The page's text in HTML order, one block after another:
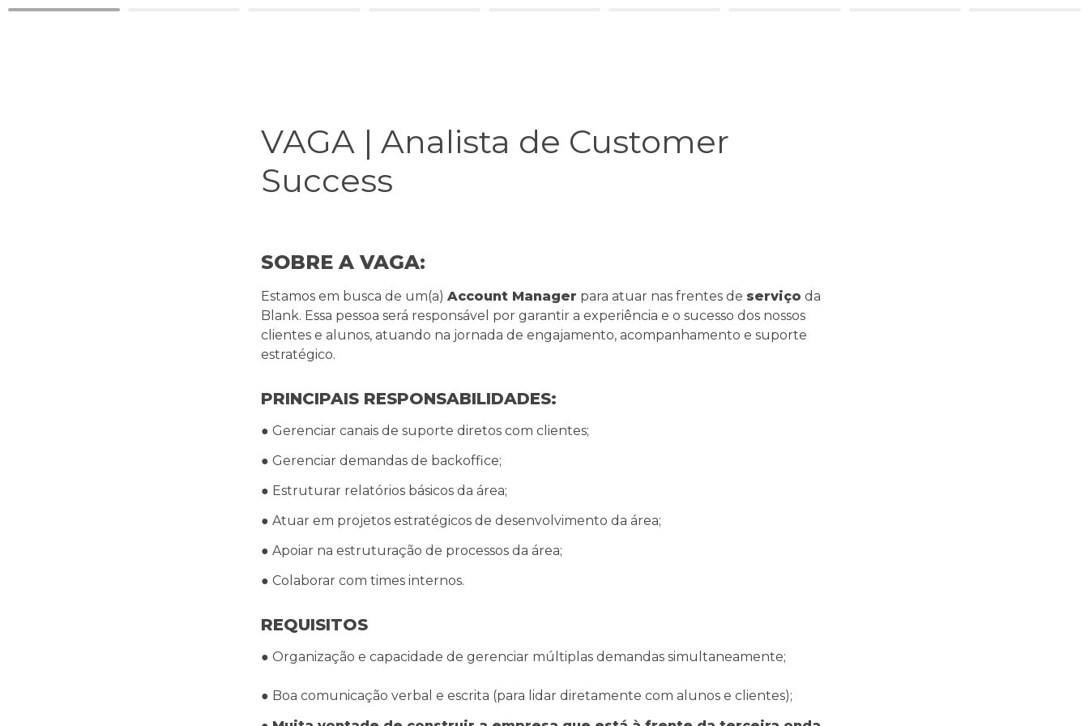
VAGA | Analista de Customer
Success
SOBRE A VAGA:
Estamos em busca de um(a) Account Manager para atuar nas frentes de serviço da
Blank. Essa pessoa será responsável por garantir a experiência e o sucesso dos nossos
clientes e alunos, atuando na jornada de engajamento, acompanhamento e suporte
estratégico.
● Gerenciar canais de suporte diretos com clientes;
● Gerenciar demandas de backoffice;
● Estruturar relatórios básicos da área;
● Atuar em projetos estratégicos de desenvolvimento da área;
● Apoiar na estruturação de processos da área;
● Colaborar com times internos.
REQUISITOS
● Organização e capacidade de gerenciar múltiplas demandas simultaneamente;
● Boa comunicação verbal e escrita (para lidar diretamente com alunos e clientes);